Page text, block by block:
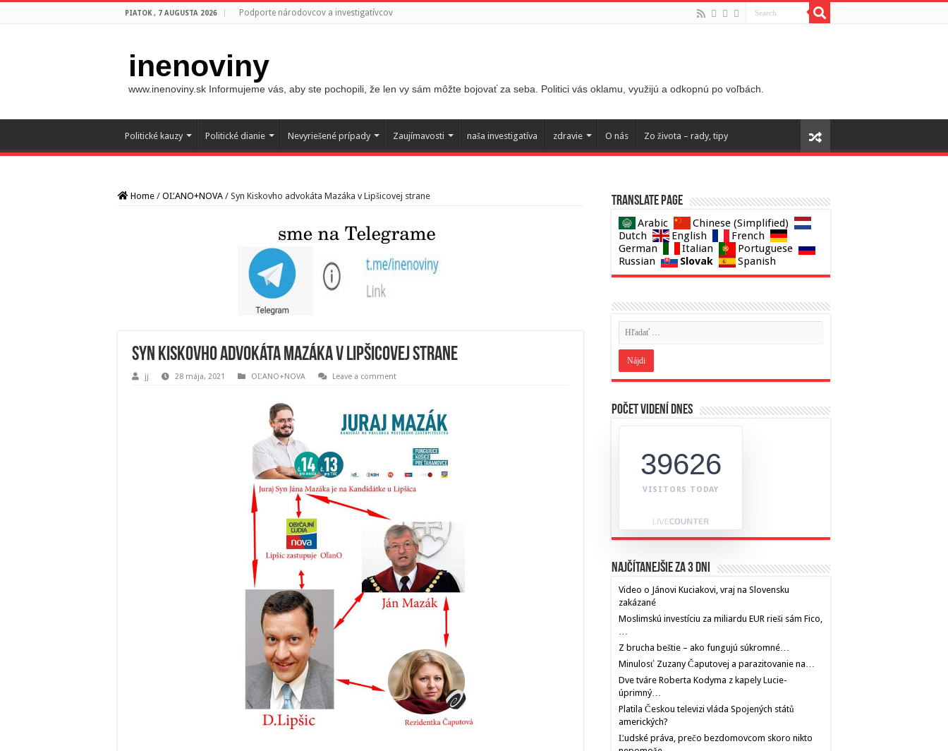
PIATOK , 7 AUGUSTA 2026 Podporte národovcov a investigatívcov
inenoviny
www.inenoviny.sk Informujeme vás, aby ste pochopili, že len vy sám môžte bojovať za seba. Politici vás oklamu, využijú a odkopnú po voľbách.
Politické kauzy Politické dianie Nevyriešené prípady Zaujímavosti naša investigatíva zdravie O nás Zo života – rady, tipy
Home / OĽANO+NOVA / Syn Kiskovho advokáta Mazáka v Lipšicovej strane
Syn Kiskovho advokáta Mazáka v Lipšicovej strane
jj 28 mája, 2021 OĽANO+NOVA Leave a comment
Translate page
Arabic
Chinese (Simplified)
Dutch
English
French
German
Italian
Portuguese
Russian
Slovak Spanish
Počet videní dnes
39626
VISITORS TODAY
Najčítanejšie za 3 dni
Video o Jánovi Kuciakovi, vraj na Slovensku
zakázané
Moslimskú investíciu za miliardu EUR rieši sám Fico,
…
Z brucha beštie – ako fungujú súkromné…
Minulosť Zuzany Čaputovej a parazitovanie na…
Dve tváre Roberta Kodyma z kapely Lucie-
úprimný…
Platila Českou televizi vláda Spojených států
amerických?
Ľudské práva, prečo bezdomovcom skoro nikto